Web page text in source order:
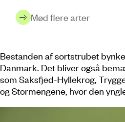
Mød flere arter
Bestanden af sortstrubet
Danmark. Det bliver også
som Saksfjed-Hyllekrog,
og Stormengene, hvor den